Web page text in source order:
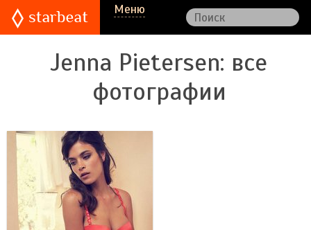
Меню
Jenna Pietersen: все
фотографии